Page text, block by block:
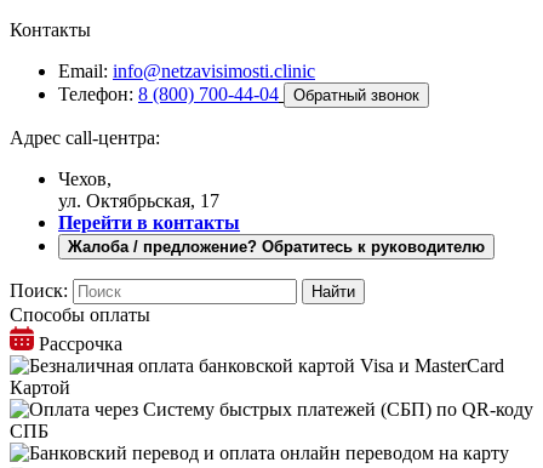
Контакты
Email: info@netzavisimosti.clinic
Телефон: 8 (800) 700-44-04 Обратный звонок
Адрес call-центра:
Чехов,
ул. Октябрьская, 17
Перейти в контакты
Жалоба / предложение? Обратитесь к руководителю
Поиск:
Способы оплаты
Рассрочка
Картой
СПБ